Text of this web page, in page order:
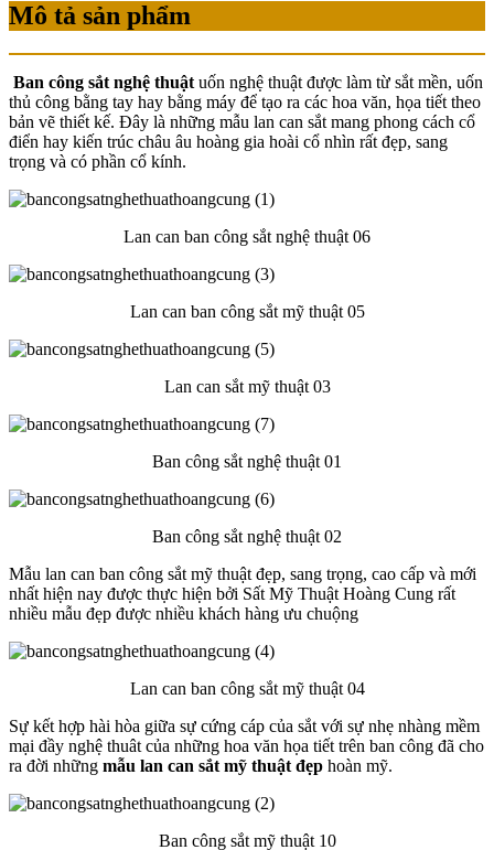
Mô tả sản phẩm
Ban công sắt nghệ thuật uốn nghệ thuật được làm từ sắt mền, uốn
thủ công bằng tay hay bằng máy để tạo ra các hoa văn, họa tiết theo
bản vẽ thiết kế. Đây là những mẫu lan can sắt mang phong cách cổ
điển hay kiến trúc châu âu hoàng gia hoài cổ nhìn rất đẹp, sang
trọng và có phần cổ kính.
Lan can ban công sắt nghệ thuật 06
Lan can ban công sắt mỹ thuật 05
Lan can sắt mỹ thuật 03
Ban công sắt nghệ thuật 01
Ban công sắt nghệ thuật 02
Mẫu lan can ban công sắt mỹ thuật đẹp, sang trọng, cao cấp và mới
nhất hiện nay được thực hiện bởi Sất Mỹ Thuật Hoàng Cung rất
nhiều mẫu đẹp được nhiều khách hàng ưu chuộng
Lan can ban công sắt mỹ thuật 04
Sự kết hợp hài hòa giữa sự cứng cáp của sắt với sự nhẹ nhàng mềm
mại đầy nghệ thuât của những hoa văn họa tiết trên ban công đã cho
ra đời những mẫu lan can sắt mỹ thuật đẹp hoàn mỹ.
Ban công sắt mỹ thuật 10